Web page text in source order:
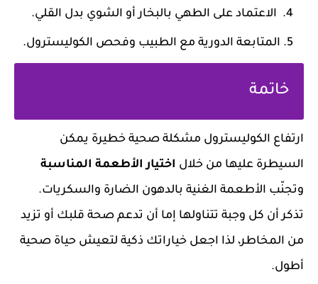
الاعتماد على الطهي بالبخار أو الشوي بدل القلي.
المتابعة الدورية مع الطبيب وفحص الكوليسترول.
خاتمة
ارتفاع الكوليسترول مشكلة صحية خطيرة يمكن
السيطرة عليها من خلال اختيار الأطعمة المناسبة
وتجنّب الأطعمة الغنية بالدهون الضارة والسكريات.
تذكر أن كل وجبة تتناولها إما أن تدعم صحة قلبك أو تزيد
من المخاطر، لذا اجعل خياراتك ذكية لتعيش حياة صحية
أطول.